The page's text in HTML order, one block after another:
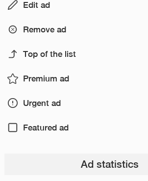
Edit ad
Remove ad
Top of the list
Premium ad
Urgent ad
Featured ad
Ad statistics